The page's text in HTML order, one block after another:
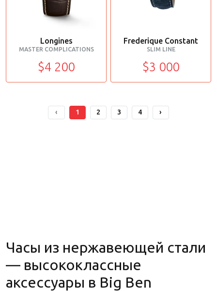
Longines
MASTER COMPLICATIONS
$4 200
Frederique Constant
SLIM LINE
$3 000
‹ 1 2 3 4 ›
Часы из нержавеющей стали
— высококлассные
аксессуары в Big Ben